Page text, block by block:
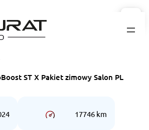
ST X Pakiet zimowy Salon PL
17746 km